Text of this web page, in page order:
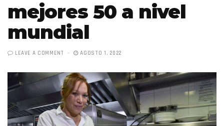
mejores 50 a nivel
mundial
LEAVE A COMMENT AGOSTO 1, 2022